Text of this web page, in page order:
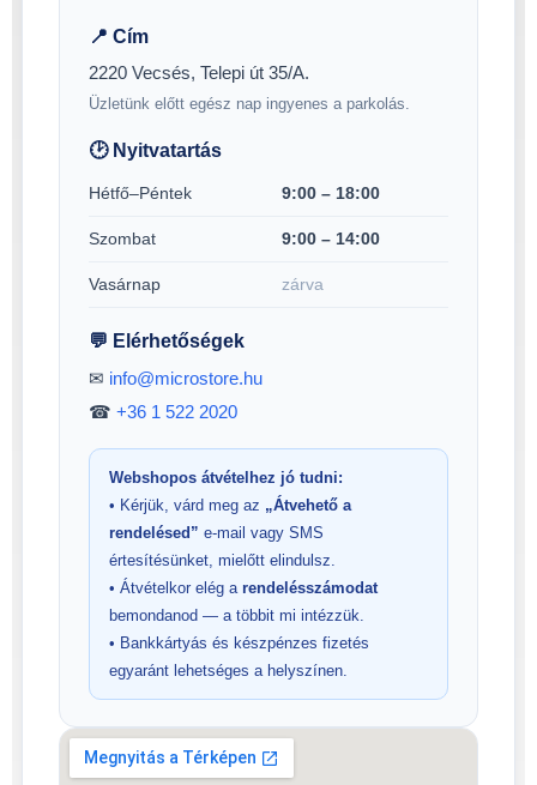
📍 Cím
2220 Vecsés, Telepi út 35/A.
Üzletünk előtt egész nap ingyenes a parkolás.
🕑 Nyitvatartás
Hétfő–Péntek 9:00 – 18:00
Szombat 9:00 – 14:00
Vasárnap zárva
💬 Elérhetőségek
✉ info@microstore.hu
☎ +36 1 522 2020
Webshopos átvételhez jó tudni:
• Kérjük, várd meg az „Átvehető a
rendelésed” e-mail vagy SMS
értesítésünket, mielőtt elindulsz.
• Átvételkor elég a rendelésszámodat
bemondanod — a többit mi intézzük.
• Bankkártyás és készpénzes fizetés
egyaránt lehetséges a helyszínen.